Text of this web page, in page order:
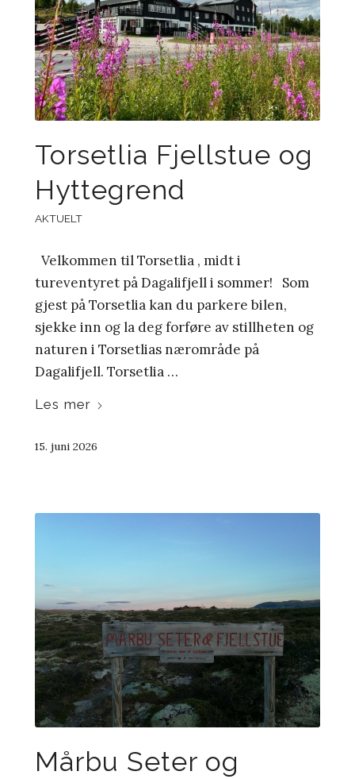
Torsetlia Fjellstue og
Hyttegrend
AKTUELT
Velkommen til Torsetlia , midt i
tureventyret på Dagalifjell i sommer! Som
gjest på Torsetlia kan du parkere bilen,
sjekke inn og la deg forføre av stillheten og
naturen i Torsetlias nærområde på
Dagalifjell. Torsetlia …
Les mer
15. juni 2026
Mårbu Seter og